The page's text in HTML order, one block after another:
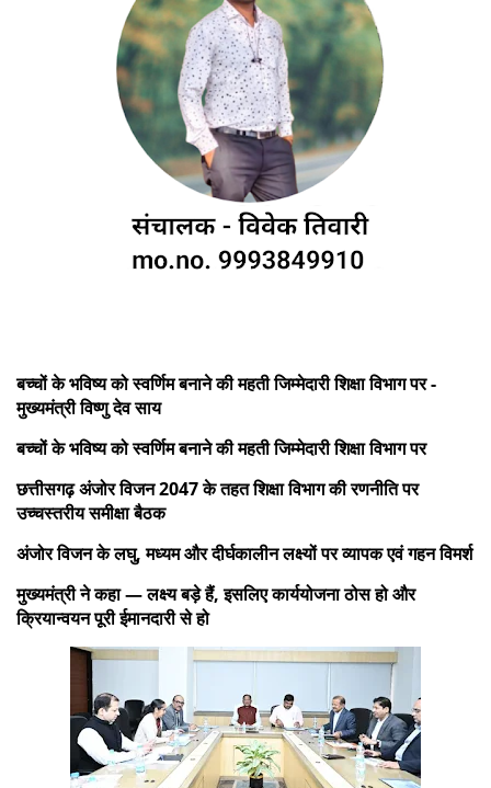
बच्चों के भविष्य को स्वर्णिम बनाने की महती जिम्मेदारी शिक्षा विभाग पर -
मुख्यमंत्री विष्णु देव साय
बच्चों के भविष्य को स्वर्णिम बनाने की महती जिम्मेदारी शिक्षा विभाग पर
छत्तीसगढ़ अंजोर विजन 2047 के तहत शिक्षा विभाग की रणनीति पर
उच्चस्तरीय समीक्षा बैठक
अंजोर विजन के लघु, मध्यम और दीर्घकालीन लक्ष्यों पर व्यापक एवं गहन विमर्श
मुख्यमंत्री ने कहा — लक्ष्य बड़े हैं, इसलिए कार्ययोजना ठोस हो और
क्रियान्वयन पूरी ईमानदारी से हो